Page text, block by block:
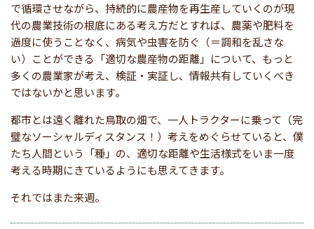
で循環させながら、持続的に農産物を再生産していくのが現
代の農業技術の根底にある考え方だとすれば、農薬や肥料を
過度に使うことなく、病気や虫害を防ぐ（＝調和を乱さな
い）ことができる「適切な農産物の距離」について、もっと
多くの農業家が考え、検証・実証し、情報共有していくべき
ではないかと思います。
都市とは遠く離れた鳥取の畑で、一人トラクターに乗って（完
璧なソーシャルディスタンス！）考えをめぐらせていると、僕
たち人間という「種」の、適切な距離や生活様式をいま一度
考える時期にきているようにも思えてきます。
それではまた来週。